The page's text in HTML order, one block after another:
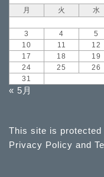
月
火 水
3
4 5
10
11 12
17
18 19
24
25 26
31
« 5月
This site is protected
Privacy Policy and